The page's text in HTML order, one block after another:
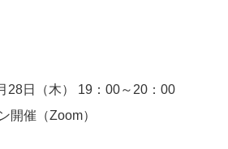
28日（木） 19：00～20：00
開催（Zoom）